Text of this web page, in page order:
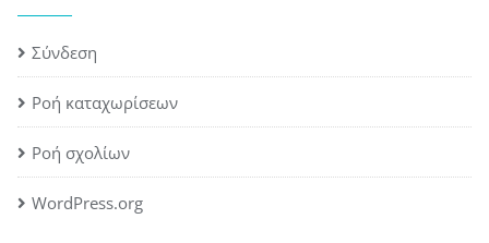
Σύνδεση
Ροή καταχωρίσεων
Ροή σχολίων
WordPress.org